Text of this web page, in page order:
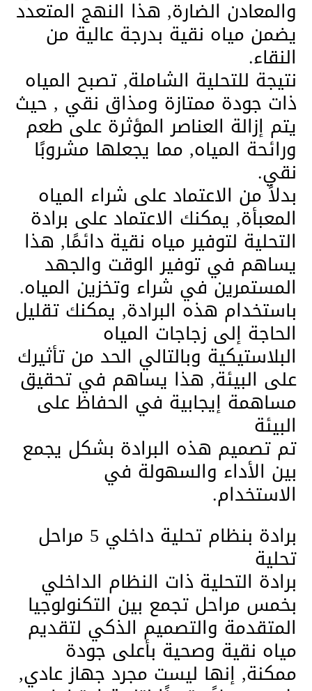
والمعادن الضارة, هذا النهج المتعدد
يضمن مياه نقية بدرجة عالية من
النقاء.
نتيجة للتحلية الشاملة, تصبح المياه
ذات جودة ممتازة ومذاق نقي , حيث
يتم إزالة العناصر المؤثرة على طعم
ورائحة المياه, مما يجعلها مشروبًا
نقي.
بدلاً من الاعتماد على شراء المياه
المعبأة, يمكنك الاعتماد على برادة
التحلية لتوفير مياه نقية دائمًا, هذا
يساهم في توفير الوقت والجهد
المستمرين في شراء وتخزين المياه.
باستخدام هذه البرادة, يمكنك تقليل
الحاجة إلى زجاجات المياه
البلاستيكية وبالتالي الحد من تأثيرك
على البيئة, هذا يساهم في تحقيق
مساهمة إيجابية في الحفاظ على
البيئة
تم تصميم هذه البرادة بشكل يجمع
بين الأداء والسهولة في
الاستخدام.
برادة بنظام تحلية داخلي 5 مراحل
تحلية
برادة التحلية ذات النظام الداخلي
بخمس مراحل تجمع بين التكنولوجيا
المتقدمة والتصميم الذكي لتقديم
مياه نقية وصحية بأعلى جودة
ممكنة, إنها ليست مجرد جهاز عادي,